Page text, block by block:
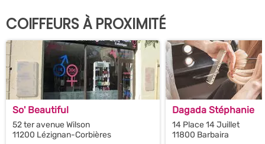
COIFFEURS À PROXIMITÉ
So' Beautiful
52 ter avenue Wilson
11200 Lézignan-Corbières
Dagada Stéphanie
14 Place 14 Juillet
11800 Barbaira